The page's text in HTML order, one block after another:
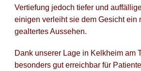
Vertiefung jedoch tiefer und
einigen verleiht sie dem Gesicht ein
gealtertes Aussehen.
Dank unserer Lage in Kelkheim am
besonders gut erreichbar für